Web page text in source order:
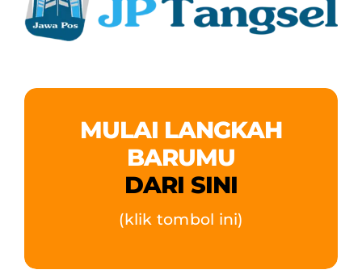
MULAI LANGKAH
BARUMU
DARI SINI
(klik tombol ini)